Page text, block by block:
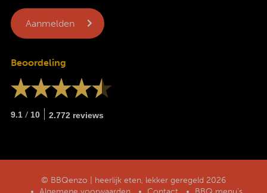
Beoordeling
9.1 / 10 2.772 reviews
© BBQenzo | heerlijk eten, lekker geregeld 2026